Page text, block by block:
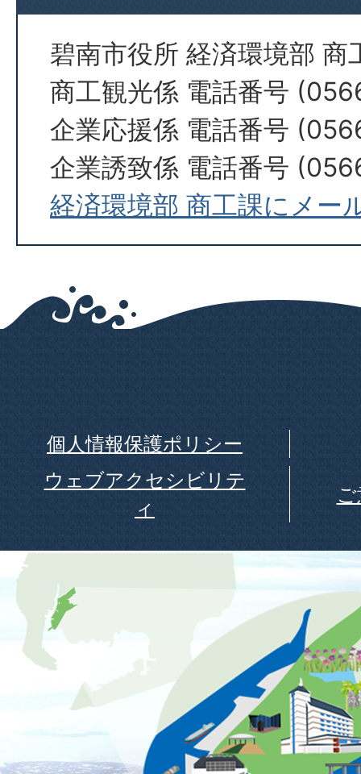
碧南市役所 経済環境部 商
商工観光係 電話番号
企業応援係 電話番号
企業誘致係 電話番号
経済環境部 商工課にメー
個人情報保護ポリシー
ウェブアクセシビリテ
ィ